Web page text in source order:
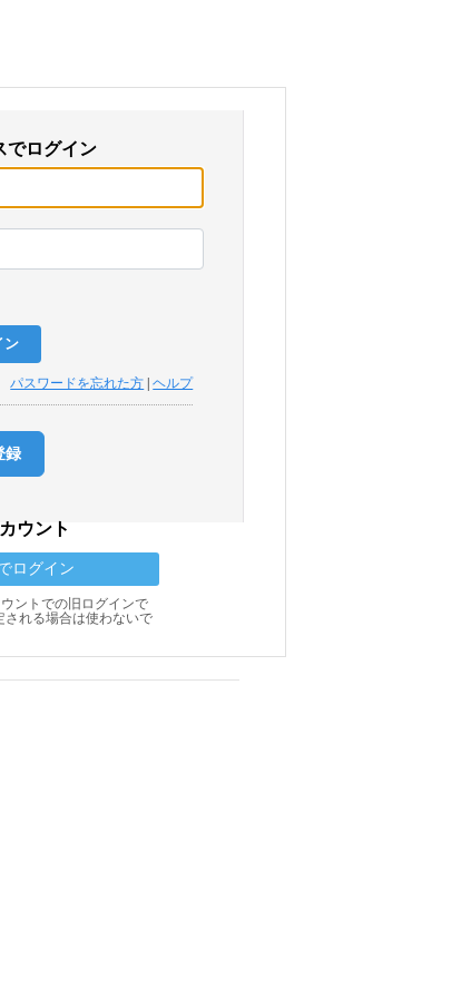
でログイン
パスワードを忘れた方 |ヘルプ
録
ウント
ログイン
ウントでの旧ログインで
される場合は使わないで